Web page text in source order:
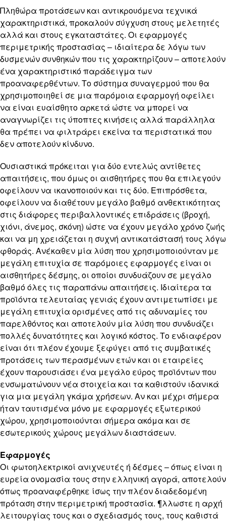
Πληθώρα προτάσεων και αντικρουόμενα τεχνικά
χαρακτηριστικά, προκαλούν σύγχυση στους μελετητές
αλλά και στους εγκαταστάτες. Οι εφαρμογές
περιμετρικής προστασίας – ιδιαίτερα δε λόγω των
δυσμενών συνθηκών που τις χαρακτηρίζουν – αποτελούν
ένα χαρακτηριστικό παράδειγμα των
προαναφερθέντων. Το σύστημα συναγερμού που θα
χρησιμοποιηθεί σε μια παρόμοια εφαρμογή οφείλει
να είναι ευαίσθητο αρκετά ώστε να μπορεί να
αναγνωρίζει τις ύποπτες κινήσεις αλλά παράλληλα
θα πρέπει να φιλτράρει εκείνα τα περιστατικά που
δεν αποτελούν κίνδυνο.
Ουσιαστικά πρόκειται για δύο εντελώς αντίθετες
απαιτήσεις, που όμως οι αισθητήρες που θα επιλεγούν
οφείλουν να ικανοποιούν και τις δύο. Επιπρόσθετα,
οφείλουν να διαθέτουν μεγάλο βαθμό ανθεκτικότητας
στις διάφορες περιβαλλοντικές επιδράσεις (βροχή,
χιόνι, άνεμος, σκόνη) ώστε να έχουν μεγάλο χρόνο ζωής
και να μη χρειάζεται η συχνή αντικατάστασή τους λόγω
φθοράς. Ανέκαθεν μία λύση που χρησιμοποιούνταν με
μεγάλη επιτυχία σε παρόμοιες εφαρμογές είναι οι
αισθητήρες δέσμης, οι οποίοι συνδυάζουν σε μεγάλο
βαθμό όλες τις παραπάνω απαιτήσεις. Ιδιαίτερα τα
προϊόντα τελευταίας γενιάς έχουν αντιμετωπίσει με
μεγάλη επιτυχία ορισμένες από τις αδυναμίες του
παρελθόντος και αποτελούν μία λύση που συνδυάζει
πολλές δυνατότητες και λογικό κόστος. Το ενδιαφέρον
είναι ότι πλέον έχουμε ξεφύγει από τις συμβατικές
προτάσεις των περασμένων ετών και οι εταιρείες
έχουν παρουσιάσει ένα μεγάλο εύρος προϊόντων που
ενσωματώνουν νέα στοιχεία και τα καθιστούν ιδανικά
για μια μεγάλη γκάμα χρήσεων. Αν και μέχρι σήμερα
ήταν ταυτισμένα μόνο με εφαρμογές εξωτερικού
χώρου, χρησιμοποιούνται σήμερα ακόμα και σε
εσωτερικούς χώρους μεγάλων διαστάσεων.
Εφαρμογές
Οι φωτοηλεκτρικοί ανιχνευτές ή δέσμες – όπως είναι η
ευρεία ονομασία τους στην ελληνική αγορά, αποτελούν
όπως προαναφέρθηκε ίσως την πλέον διαδεδομένη
πρόταση στην περιμετρική προστασία. ¶λλωστε η αρχή
λειτουργίας τους και o σχεδιασμός τους, τους καθιστά